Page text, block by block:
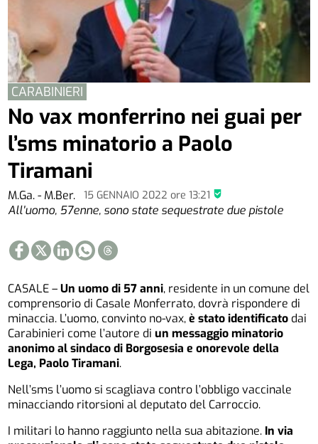
M.Ga. - M.Ber. 15 GENNAIO 2022ore 13:21
CARABINIERI
No vax monferrino nei guai per
l’sms minatorio a Paolo
Tiramani
All'uomo, 57enne, sono state sequestrate due pistole
CASALE –Un uomo di 57 anni, residente in un comune del
comprensorio di Casale Monferrato, dovrà rispondere di
minaccia. L’uomo, convinto no-vax,è stato identificato dai
Carabinieri come l’autore diun messaggio minatorio
anonimo al sindaco di Borgosesia e onorevole della
Lega, Paolo Tiramani.
Nell’sms l’uomo si scagliava contro l’obbligo vaccinale
minacciando ritorsioni al deputato del Carroccio.
I militari lo hanno raggiunto nella sua abitazione. In via